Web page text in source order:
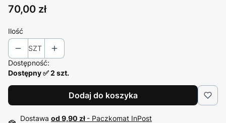
Cena
70,00 zł
Ilość
SZT
Dostępność:
Dostępny ✅ 2 szt.
Dodaj do koszyka
Dostawa od 9,90 zł - Paczkomat InPost